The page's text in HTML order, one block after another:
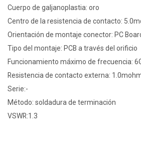
Cuerpo de galjanoplastia: oro
Centro de la resistencia de contacto:
Orientación de montaje conector: PC
Tipo del montaje: PCB a través del orificio
Funcionamiento máximo de frecuencia:
Resistencia de contacto externa:
Serie:-
Método: soldadura de terminación
VSWR:1.3